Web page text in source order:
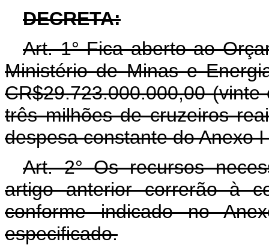
DECRETA:
Art. 1° Fica aberto ao
Ministério de Minas e
CR$29.723.000.000,00
três milhões de cruzeiros
despesa constante do Anexo
Art. 2° Os recursos
artigo anterior correrão à
conforme indicado no
especificado.